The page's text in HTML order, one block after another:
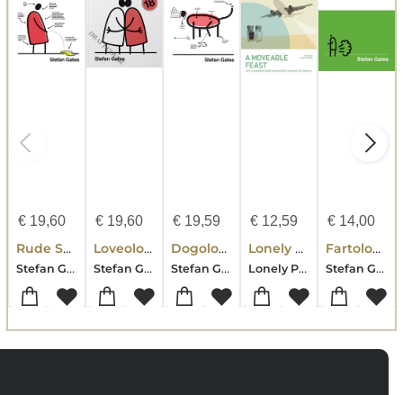
€19,60
Rude Science
Stefan Gates
€19,60
Loveology
Stefan Gates
€ 19,59
Dogology
Stefan Gates
€ 12,59
Lonely Planet A Moveable Feast
Lonely Planet-Anthony Bourdain-Matthew Fort-Stefan Gates-Don George-Mark Kurlansky-David Lebovitz-Matt Preston-Andrew Zimmern
€ 14,00
Fartology
Stefan Gates